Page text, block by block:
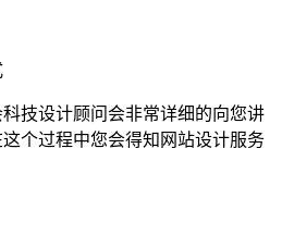
技设计顾问会非常详细的向您讲
个过程中您会得知网站设计服务